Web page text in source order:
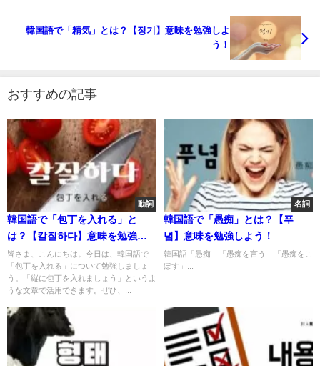
韓国語で「精気」とは？【정기】意味を勉強しよ
う！
おすすめの記事
動詞
韓国語で「包丁を入れる」と
は？【칼질하다】意味を勉強し
よう！
皆さま、こんにちは。今日は、韓国語で
「包丁を入れる」について勉強しましょ
う。「縦に包丁を入れましょう」というよ
うな文章で活用できます。ぜひ、...
名詞
韓国語で「愚痴」とは？【푸
념】意味を勉強しよう！
韓国語「愚痴」「愚痴を言う」「愚痴をこ
ぼす」...